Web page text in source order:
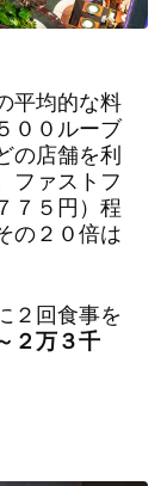
平均的な料
００ルーブ
の店舗を利
ファストフ
７５円）程
の２０倍は
２回食事を
２万３千